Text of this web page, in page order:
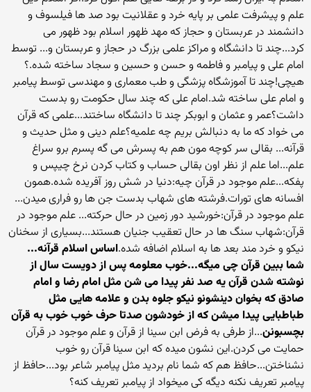
علم و پیشرفت علمی بر پایه خرد و عقلانیت بود صد ها فیلسوف و
دانشمند در عربستان و حجاز که مهد ظهور اسلام بود ظهور می
کرد...چند تا دانشگاه و مراکز علمی بزرگ در حجاز و عربستان و... توسط
امام علی و پیامبر و فاطمه و حسن و حسین و سجاد ساخته شده.؟
هیچی!چند تا آموزشگاه پزشگی و طب معماری و مهندسی توسط پیامبر
و امام علی ساخته شد.امام علی که چند سال حکومت رو بدست
داشت؟عمر و عثمان و ابوبکر چند تا دانشگاه ساختند...علمی که قرآن
می خواد که ما به دنبالش بریم چه علمیه؟علم دینی و مثل حدیث و
قرآنه... بقالی سر کوچه مون هم به پسرش می گه پسرم برو سراغ
علم...اما علم از نظر اون بقالی حساب و کتاب کردن نرخ چیپس و
پفکه...علم موجود در قرآن چیه:دنیا در شش روز آفریده شده.همون
افسانه های تورات.فرشته های شهاب بدست جن ها رو فراری میدن...
علم موجود در قرآن:خورشید دور زمین در حال حرکته... علم موجود در
قرآن:شهاب سنگ ها در حال تعقیب جنیان هستند...بسیاری از سخنان
نیکو و خرد مند بعد ها به اسلام اضافه شده.اساس اسلام قرآنه...
شما ببین قرآن چی میگه...خوب معلومه پس از دویست سال از
نوشته شدن قرآن یه صد نفر پیدا می شن مثل امام رضا و امام
صادق که بخوان دینشونو نیکو جلوه بدن و علامه هایی مثل
طباطبایی پیدا میشن که از خودشون صدتا حرف خوب خوب به قرآن
بچسبونن...از طرفی به فرض ابن سینا از قرآن و علم موجود در قرآن
حمایت می کردن.این نشون میده که ابن سینا قرآن رو خوب
نشناختن...حافظ هم که شما نام بردید مثل پیامبر شاعر بود...حافظ از
پیامبر تعریف نکنه دیگه کی میخواد از پیامبر تعریف کنه؟